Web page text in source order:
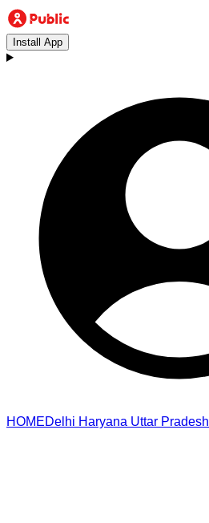
Install App
HOMEDelhi Haryana Uttar Pradesh